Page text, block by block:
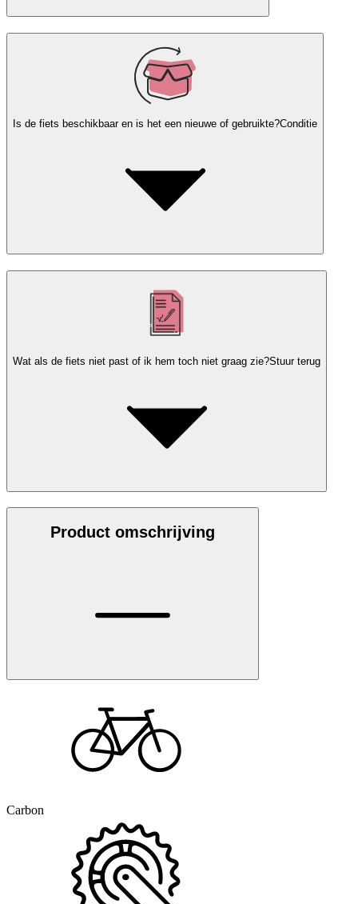
Is de fiets beschikbaar en is het een nieuwe of gebruikte?Conditie
Wat als de fiets niet past of ik hem toch niet graag zie?Stuur terug
Product omschrijving
Carbon